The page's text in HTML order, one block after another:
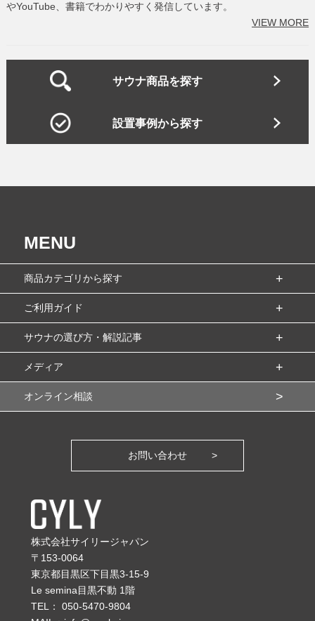
やYouTube、書籍でわかりやすく発信しています。
VIEW MORE
サウナ商品を探す
設置事例から探す
MENU
商品カテゴリから探す
ご利用ガイド
サウナの選び方・解説記事
メディア
オンライン相談
お問い合わせ
株式会社サイリージャパン
〒153-0064
東京都目黒区下目黒3-15-9
Le semina目黒不動 1階
TEL： 050-5470-9804